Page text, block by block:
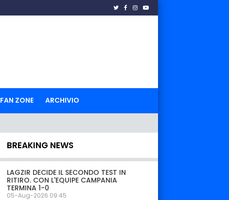
FAN ZONE ARCHIVIO
BREAKING NEWS
LAGZIR DECIDE IL SECONDO TEST IN
RITIRO. CON L'EQUIPE CAMPANIA
TERMINA 1-0
05-Aug-2026 09:45